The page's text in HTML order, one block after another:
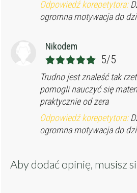
Odpowiedź korepetytora:
ogromna motywacja do
Nikodem
5/5
Trudno jest znaleść tak
pomogli nauczyć się
praktycznie od zera
Odpowiedź korepetytora:
ogromna motywacja do
Aby dodać opinię, musisz